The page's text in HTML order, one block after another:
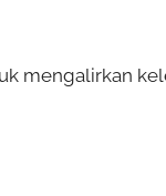
mengalirkan